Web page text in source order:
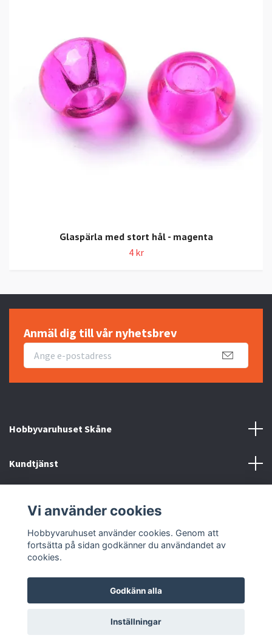
Glaspärla med stort hål - magenta
4 kr
Anmäl dig till vår nyhetsbrev
Hobbyvaruhuset Skåne
Kundtjänst
Sociala medier
© 2026 Hobbyvaruhuset
Vi använder cookies
Hobbyvaruhuset använder cookies. Genom att
fortsätta på sidan godkänner du användandet av
cookies.
Godkänn alla
Inställningar